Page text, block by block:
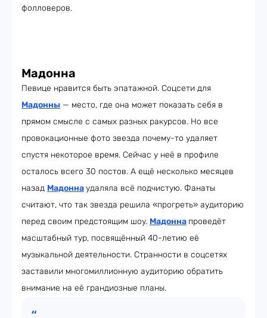
фолловеров.
Мадонна
Певице нравится быть эпатажной. Соцсети для
Мадонны — место, где она может показать себя в
прямом смысле с самых разных ракурсов. Но все
провокационные фото звезда почему-то удаляет
спустя некоторое время. Сейчас у неё в профиле
осталось всего 30 постов. А ещё несколько месяцев
назад Мадоннаудаляла всё подчистую. Фанаты
считают, что так звезда решила «прогреть» аудиторию
перед своим предстоящим шоу. Мадонна проведёт
масштабный тур, посвящённый 40-летию её
музыкальной деятельности. Странности в соцсетях
заставили многомиллионную аудиторию обратить
внимание на её грандиозные планы.